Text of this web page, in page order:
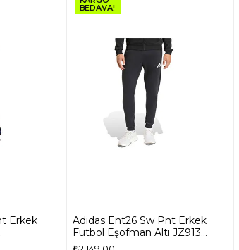
Erkek
Siyah
BEDAVA!
Adidas Ent26 Sw Pnt Erkek
Futbol Eşofman Altı JZ9138
Siyah